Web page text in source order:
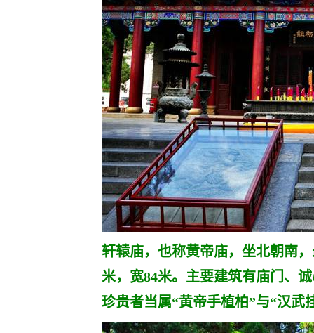
轩辕庙，也称黄帝庙，坐北朝南
米，宽84米。主要建筑有庙门、
珍贵者当属“黄帝手植柏”与“汉武